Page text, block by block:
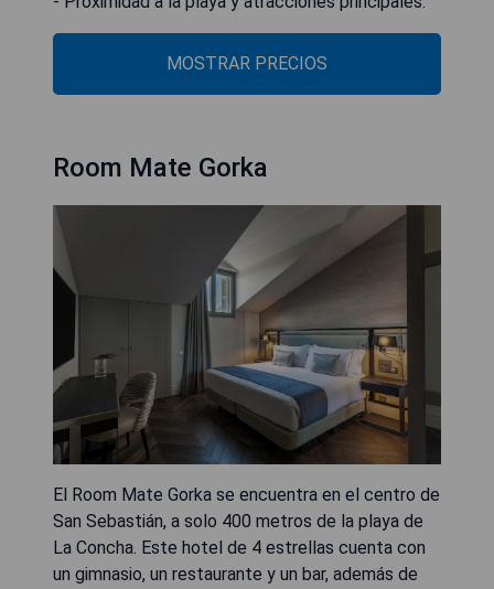
MOSTRAR PRECIOS
Room Mate Gorka
El Room Mate Gorka se encuentra en el centro de
San Sebastián, a solo 400 metros de la playa de
La Concha. Este hotel de 4 estrellas cuenta con
un gimnasio, un restaurante y un bar, además de